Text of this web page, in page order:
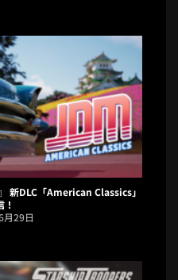
新DLC「American Classics」
！
月29日